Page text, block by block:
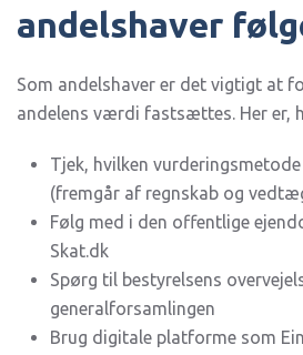
andelshaver
Som andelshaver er det vigtigt at
andelens værdi fastsættes. Her er,
Tjek, hvilken
(fremgår af regnskab og
Følg med i den offentlige
Skat.dk
Spørg til bestyrelsens
generalforsamlingen
Brug digitale platforme som